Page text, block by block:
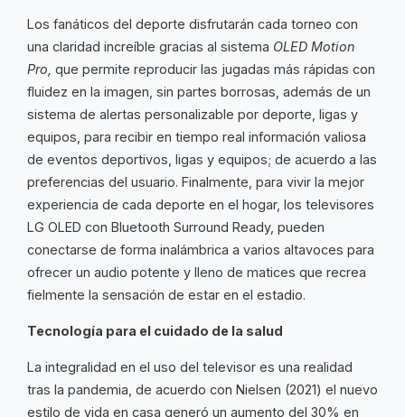
Los fanáticos del deporte disfrutarán cada torneo con
una claridad increíble gracias al sistema OLED Motion
Pro, que permite reproducir las jugadas más rápidas con
fluidez en la imagen, sin partes borrosas, además de un
sistema de alertas personalizable por deporte, ligas y
equipos, para recibir en tiempo real información valiosa
de eventos deportivos, ligas y equipos; de acuerdo a las
preferencias del usuario. Finalmente, para vivir la mejor
experiencia de cada deporte en el hogar, los televisores
LG OLED con Bluetooth Surround Ready, pueden
conectarse de forma inalámbrica a varios altavoces para
ofrecer un audio potente y lleno de matices que recrea
fielmente la sensación de estar en el estadio.
Tecnología para el cuidado de la salud
La integralidad en el uso del televisor es una realidad
tras la pandemia, de acuerdo con Nielsen (2021) el nuevo
estilo de vida en casa generó un aumento del 30% en